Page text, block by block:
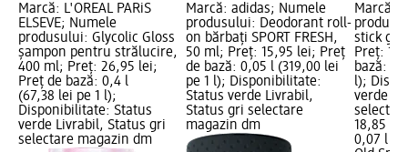
Marcă: L'ORÉAL PARiS
ELSEVE; Numele
produsului: Glycolic Gloss
șampon pentru strălucire,
400 ml; Preț: 26,95 lei;
Preț de bază: 0,4 l
(67,38 lei pe 1 l);
Disponibilitate: Status
verde Livrabil, Status gri
selectare magazin dm
Marcă: adidas; Numele
produsului: Deodorant roll-
on bărbați SPORT FRESH,
50 ml; Preț: 15,95 lei; Preț
de bază: 0,05 l (319,00 lei
pe 1 l); Disponibilitate:
Status verde Livrabil,
Status gri selectare
magazin dm
Marcă:
stick gel
Preț:
bază:
l);
verde
18,85 lei
0,07 l